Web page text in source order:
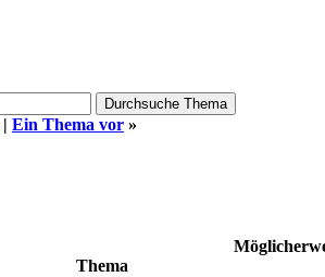
| Ein Thema vor »
Thema